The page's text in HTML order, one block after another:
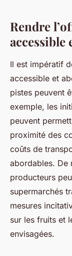
Rendre
accessible
Il est impératif
accessible et
pistes peuvent
exemple, les
peuvent
proximité des
coûts de
abordables. De
producteurs
supermarchés
mesures
sur les fruits et
envisagées.